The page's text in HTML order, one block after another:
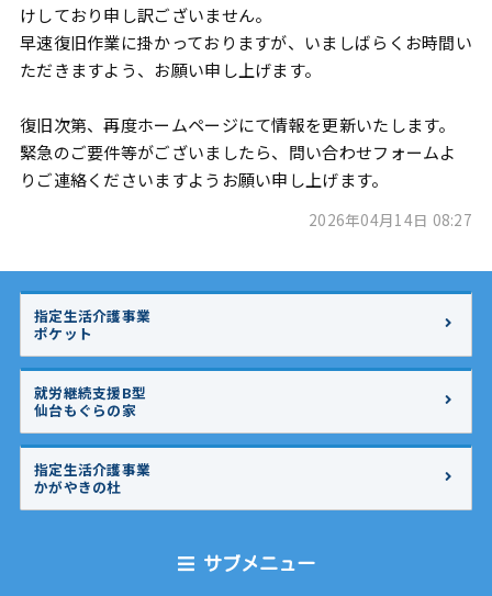
けしており申し訳ございません。
早速復旧作業に掛かっておりますが、いましばらくお時間い
ただきますよう、お願い申し上げます。
復旧次第、再度ホームページにて情報を更新いたします。
緊急のご要件等がございましたら、問い合わせフォームよ
りご連絡くださいますようお願い申し上げます。
2026年04月14日 08:27
指定生活介護事業
ポケット
就労継続支援B型
仙台もぐらの家
指定生活介護事業
かがやきの杜
サブメニュー